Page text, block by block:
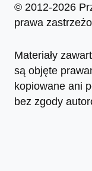
© 2012-2026
prawa
Materiały
są objęte
kopiowane ani
bez zgody